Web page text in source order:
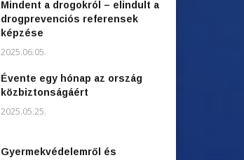
Mindent a drogokról – elindult a
drogprevenciós referensek
képzése
2025.06.05.
Évente egy hónap az ország
közbiztonságáért
2025.05.25.
Gyermekvédelemről és